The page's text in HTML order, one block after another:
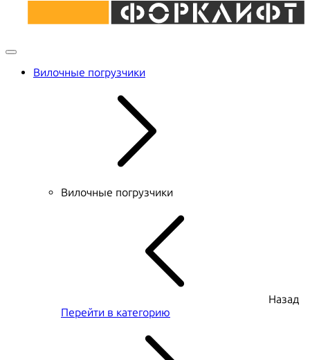
Вилочные погрузчики
Вилочные погрузчики
Назад
Перейти в категорию